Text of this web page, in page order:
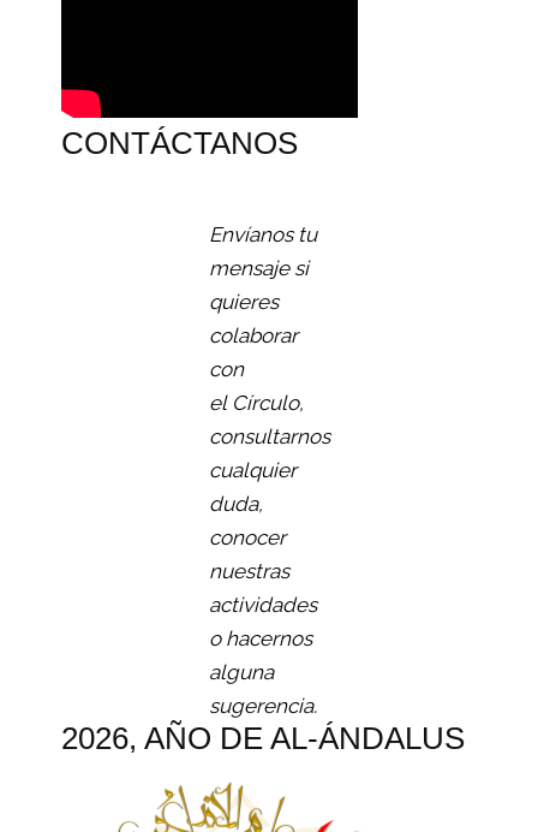
CONTÁCTANOS
Envíanos tu
mensaje si
quieres
colaborar
con
el Círculo,
consultarnos
cualquier
duda,
conocer
nuestras
actividades
o hacernos
alguna
sugerencia.
2026, AÑO DE AL-ÁNDALUS